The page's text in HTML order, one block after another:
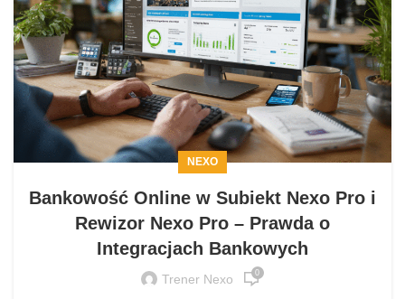
NEXO
Bankowość Online w Subiekt Nexo Pro i
Rewizor Nexo Pro – Prawda o
Integracjach Bankowych
Trener Nexo 0